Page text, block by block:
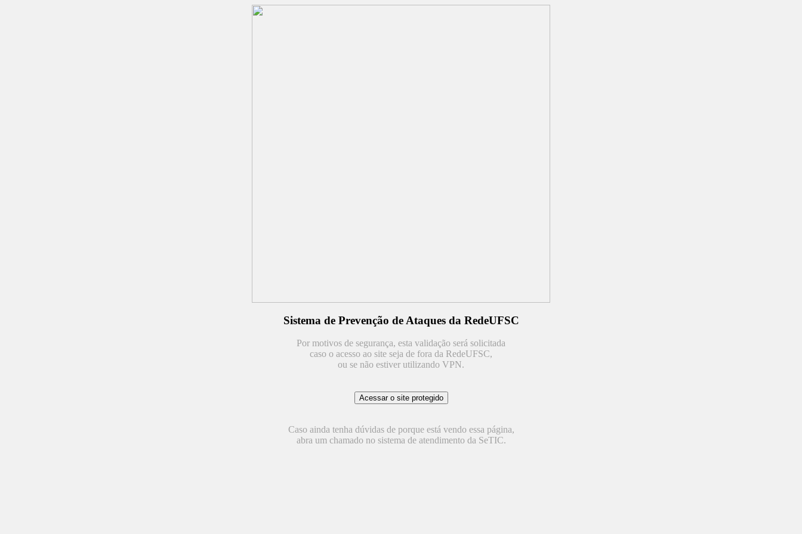
Sistema de Prevenção de Ataques da RedeUFSC
Por motivos de segurança, esta validação será solicitada
caso o acesso ao site seja de fora da RedeUFSC,
ou se não estiver utilizando VPN.
Caso ainda tenha dúvidas de porque está vendo essa página,
abra um chamado no sistema de atendimento da SeTIC.